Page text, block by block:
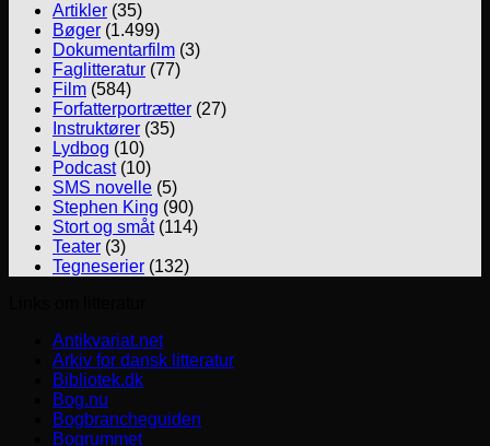
Artikler (35)
Bøger (1.499)
Dokumentarfilm (3)
Faglitteratur (77)
Film (584)
Forfatterportrætter (27)
Instruktører (35)
Lydbog (10)
Podcast(10)
SMS novelle (5)
Stephen King (90)
Stort og småt(114)
Teater (3)
Tegneserier (132)
Antikvariat.net
Arkiv for dansk litteratur
Bibliotek.dk
Bog.nu
Bogbrancheguiden
Bogrummet